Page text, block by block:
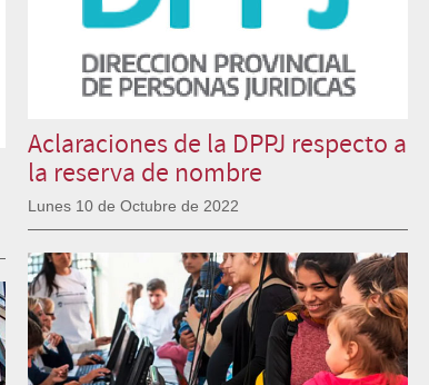
Aclaraciones de la DPPJ respecto a
la reserva de nombre
Lunes 10 de Octubre de 2022